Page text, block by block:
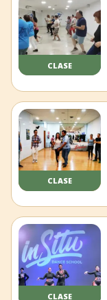
CLASE
CLASE
CLASE